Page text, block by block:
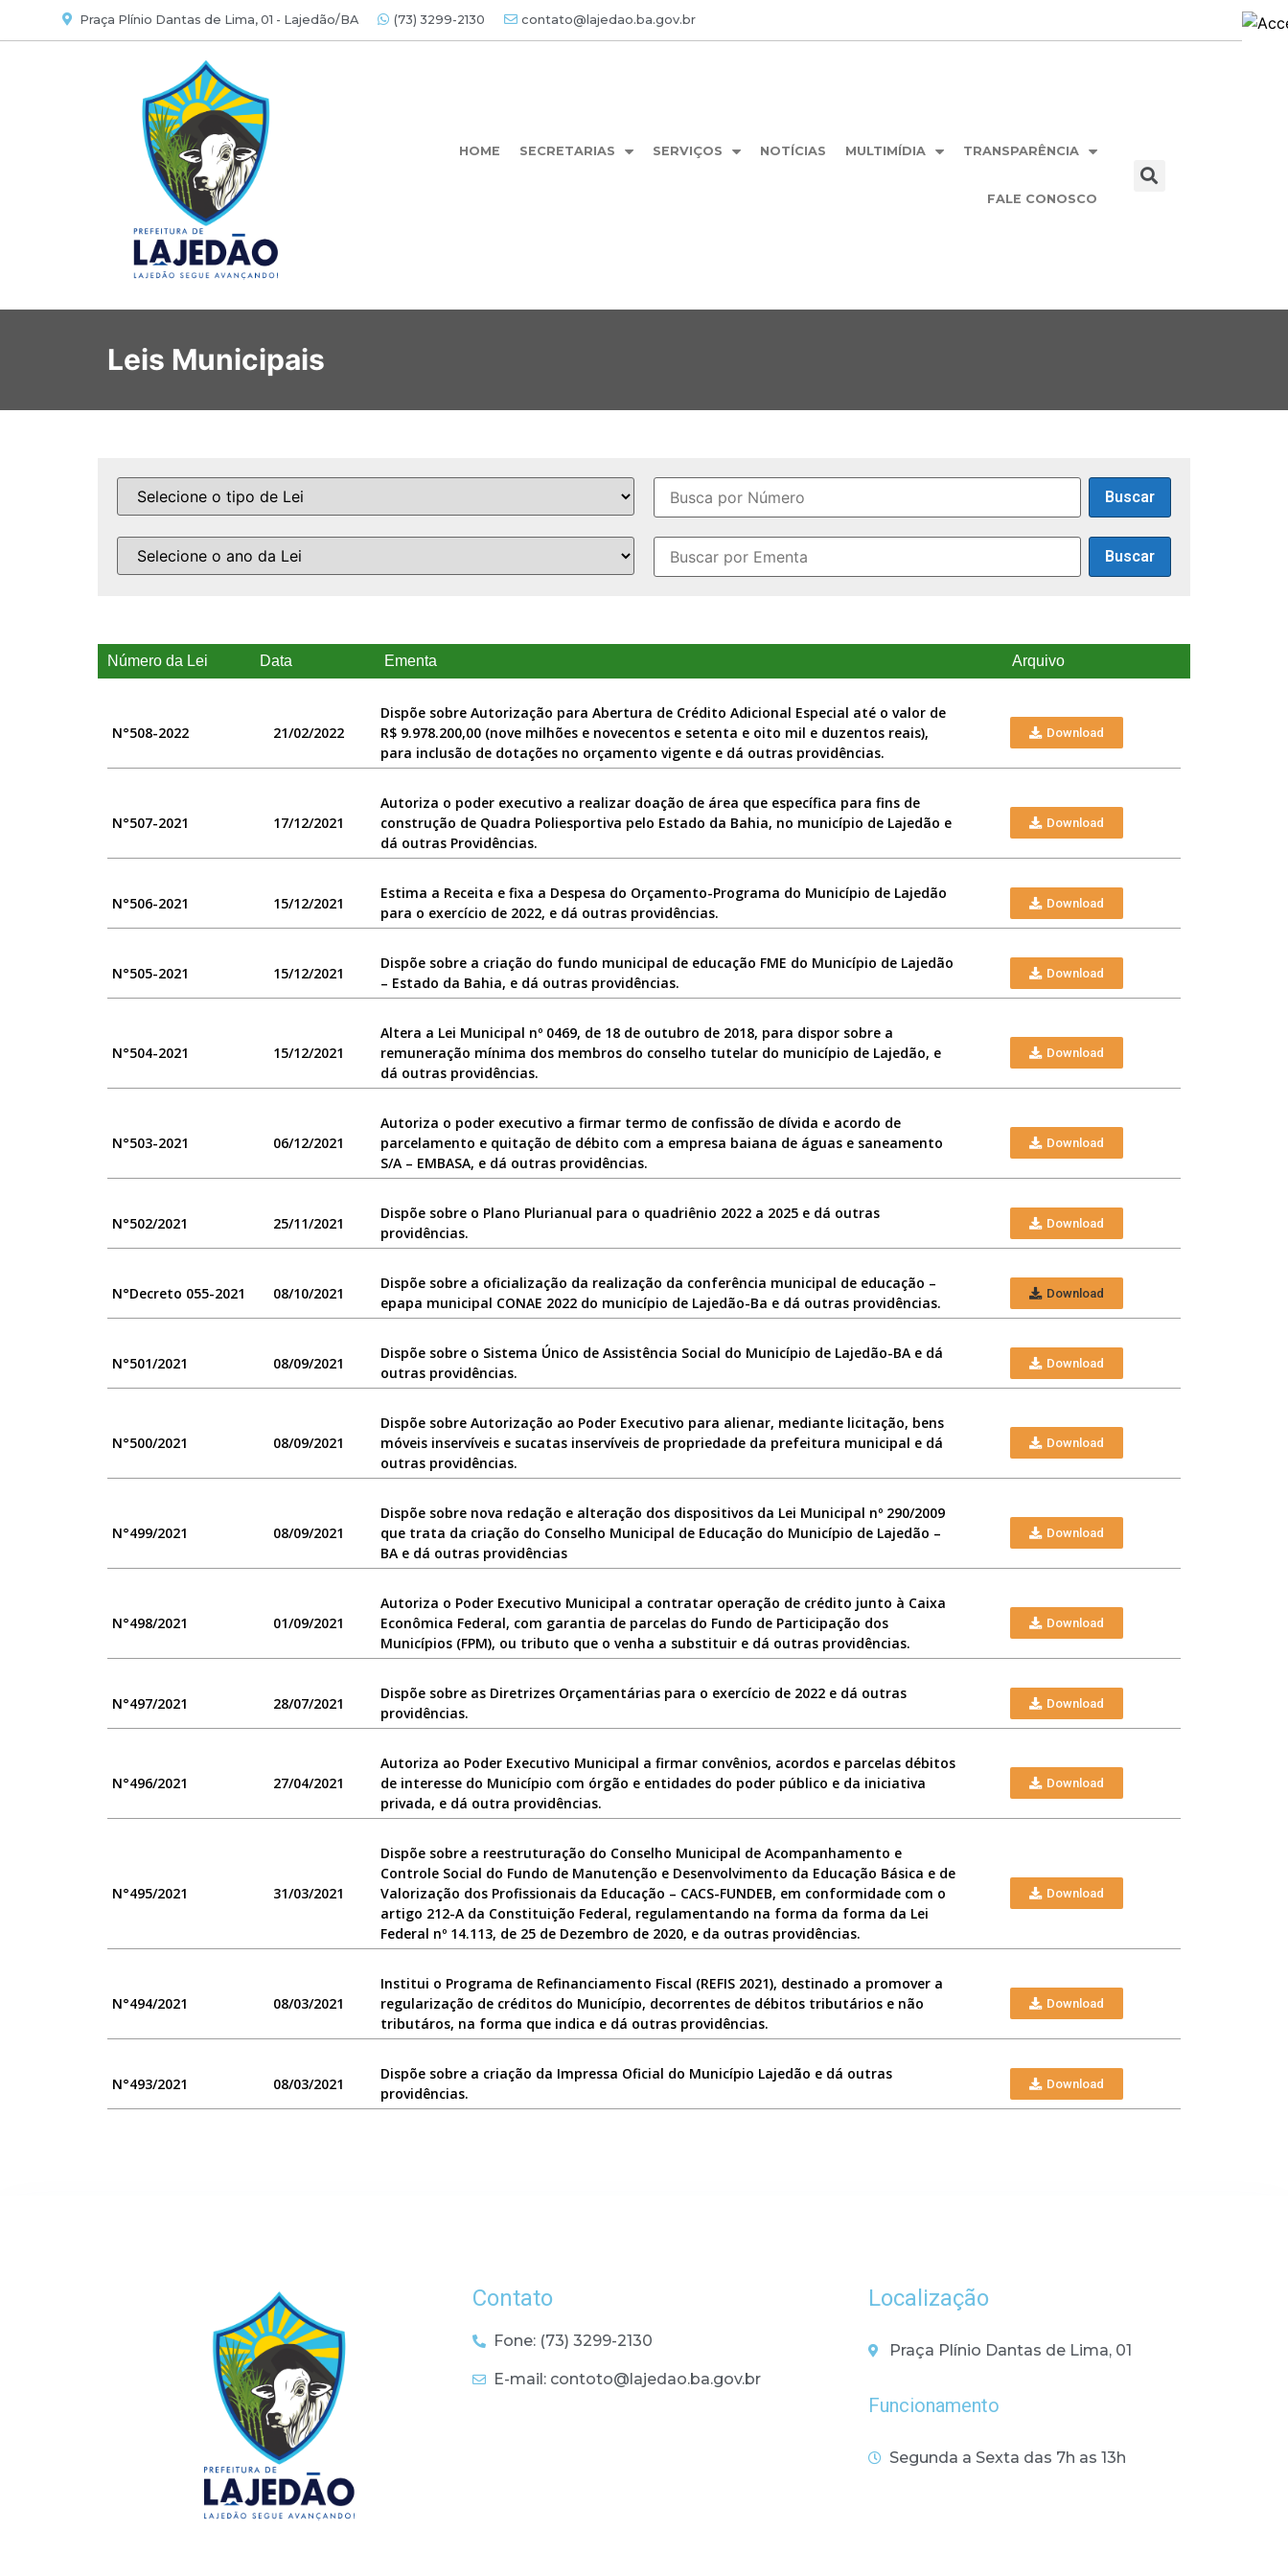
Praça Plínio Dantas de Lima, 01 - Lajedão/BA (73) 3299-2130 contato@lajedao.ba.gov.br
HOME SECRETARIAS SERVIÇOS NOTÍCIAS MULTIMÍDIA TRANSPARÊNCIA
FALE CONOSCO
Leis Municipais
Buscar
Buscar
Número da Lei Data Ementa Arquivo
N°508-2022 21/02/2022
Dispõe sobre Autorização para Abertura de Crédito Adicional Especial até o valor de
R$ 9.978.200,00 (nove milhões e novecentos e setenta e oito mil e duzentos reais),
para inclusão de dotações no orçamento vigente e dá outras providências.
Download
N°507-2021 17/12/2021
Autoriza o poder executivo a realizar doação de área que específica para fins de
construção de Quadra Poliesportiva pelo Estado da Bahia, no município de Lajedão e
dá outras Providências.
Download
N°506-2021 15/12/2021
Estima a Receita e fixa a Despesa do Orçamento-Programa do Município de Lajedão
para o exercício de 2022, e dá outras providências.
Download
N°505-2021 15/12/2021
Dispõe sobre a criação do fundo municipal de educação FME do Município de Lajedão
– Estado da Bahia, e dá outras providências.
Download
N°504-2021 15/12/2021
Altera a Lei Municipal nº 0469, de 18 de outubro de 2018, para dispor sobre a
remuneração mínima dos membros do conselho tutelar do município de Lajedão, e
dá outras providências.
Download
N°503-2021 06/12/2021
Autoriza o poder executivo a firmar termo de confissão de dívida e acordo de
parcelamento e quitação de débito com a empresa baiana de águas e saneamento
S/A – EMBASA, e dá outras providências.
Download
N°502/2021 25/11/2021
Dispõe sobre o Plano Plurianual para o quadriênio 2022 a 2025 e dá outras
providências.
Download
N°Decreto 055-2021 08/10/2021
Dispõe sobre a oficialização da realização da conferência municipal de educação –
epapa municipal CONAE 2022 do município de Lajedão-Ba e dá outras providências.
Download
N°501/2021 08/09/2021
Dispõe sobre o Sistema Único de Assistência Social do Município de Lajedão-BA e dá
outras providências.
Download
N°500/2021 08/09/2021
Dispõe sobre Autorização ao Poder Executivo para alienar, mediante licitação, bens
móveis inservíveis e sucatas inservíveis de propriedade da prefeitura municipal e dá
outras providências.
Download
N°499/2021 08/09/2021
Dispõe sobre nova redação e alteração dos dispositivos da Lei Municipal nº 290/2009
que trata da criação do Conselho Municipal de Educação do Município de Lajedão –
BA e dá outras providências
Download
N°498/2021 01/09/2021
Autoriza o Poder Executivo Municipal a contratar operação de crédito junto à Caixa
Econômica Federal, com garantia de parcelas do Fundo de Participação dos
Municípios (FPM), ou tributo que o venha a substituir e dá outras providências.
Download
N°497/2021 28/07/2021
Dispõe sobre as Diretrizes Orçamentárias para o exercício de 2022 e dá outras
providências.
Download
N°496/2021 27/04/2021
Autoriza ao Poder Executivo Municipal a firmar convênios, acordos e parcelas débitos
de interesse do Município com órgão e entidades do poder público e da iniciativa
privada, e dá outra providências.
Download
N°495/2021 31/03/2021
Dispõe sobre a reestruturação do Conselho Municipal de Acompanhamento e
Controle Social do Fundo de Manutenção e Desenvolvimento da Educação Básica e de
Valorização dos Profissionais da Educação – CACS-FUNDEB, em conformidade com o
artigo 212-A da Constituição Federal, regulamentando na forma da forma da Lei
Federal nº 14.113, de 25 de Dezembro de 2020, e da outras providências.
Download
N°494/2021 08/03/2021
Institui o Programa de Refinanciamento Fiscal (REFIS 2021), destinado a promover a
regularização de créditos do Município, decorrentes de débitos tributários e não
tributáros, na forma que indica e dá outras providências.
Download
N°493/2021 08/03/2021
Dispõe sobre a criação da Impressa Oficial do Município Lajedão e dá outras
providências.
Download
Contato
Fone: (73) 3299-2130
E-mail: contoto@lajedao.ba.gov.br
Localização
Praça Plínio Dantas de Lima, 01
Funcionamento
Segunda a Sexta das 7h as 13h